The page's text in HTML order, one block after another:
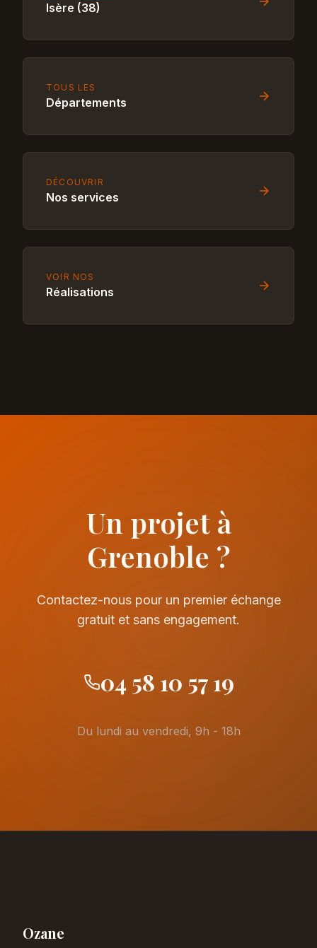
Isère (38)
TOUS LES
Départements
DÉCOUVRIR
Nos services
VOIR NOS
Réalisations
Un projet à
Grenoble ?
Contactez-nous pour un premier échange
gratuit et sans engagement.
04 58 10 57 19
Du lundi au vendredi, 9h - 18h
Ozane